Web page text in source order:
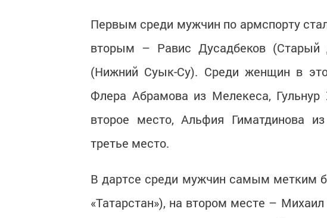
Первым среди мужчин по армспорту
вторым – Равис Дусадбеков
(Нижний Суык-Су). Среди женщин в
Флера Абрамова из Мелекеса, Гульнур
второе место, Альфия Гиматдинова
третье место.
В дартсе среди мужчин самым метким
«Татарстан»), на втором месте –